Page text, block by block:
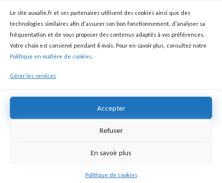
Le site auxalie.fr et ses partenaires utilisent des cookies ainsi que des
technologies similaires afin d'assurer son bon fonctionnement, d'analyser sa
fréquentation et de vous proposer des contenus adaptés à vos préférences.
Votre choix est conservé pendant 6 mois. Pour en savoir plus, consultez notre
Politique en matière de cookies.
Gérer les services
Accepter
Refuser
En savoir plus
Politique de cookies
Service(s) proposé(s) : Ménage, Aide à la
toilette, Repas, Garde de nuit, Démarches
administratives, Courses, Chauffeur,
Gouvernante/Dame de nuit